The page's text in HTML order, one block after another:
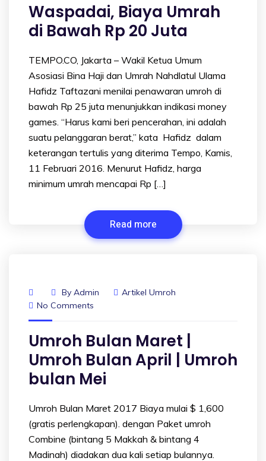
Waspadai, Biaya Umrah
di Bawah Rp 20 Juta
TEMPO.CO, Jakarta – Wakil Ketua Umum
Asosiasi Bina Haji dan Umrah Nahdlatul Ulama
Hafidz Taftazani menilai penawaran umroh di
bawah Rp 25 juta menunjukkan indikasi money
games. “Harus kami beri pencerahan, ini adalah
suatu pelanggaran berat,” kata Hafidz dalam
keterangan tertulis yang diterima Tempo, Kamis,
11 Februari 2016. Menurut Hafidz, harga
minimum umrah mencapai Rp […]
Read more
By Admin
Artikel Umroh
No Comments
Umroh Bulan Maret |
Umroh Bulan April | Umroh
bulan Mei
Umroh Bulan Maret 2017 Biaya mulai $ 1,600
(gratis perlengkapan). dengan Paket umroh
Combine (bintang 5 Makkah & bintang 4
Madinah) diadakan dua kali setiap bulannya.